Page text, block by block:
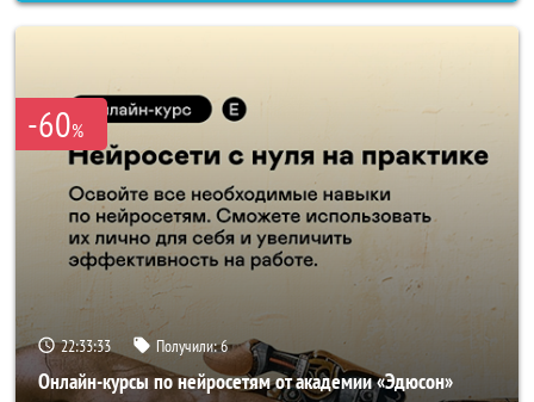
-60%
22:33:33 Получили:6
Онлайн-курсы по нейросетям от академии «Эдюсон»